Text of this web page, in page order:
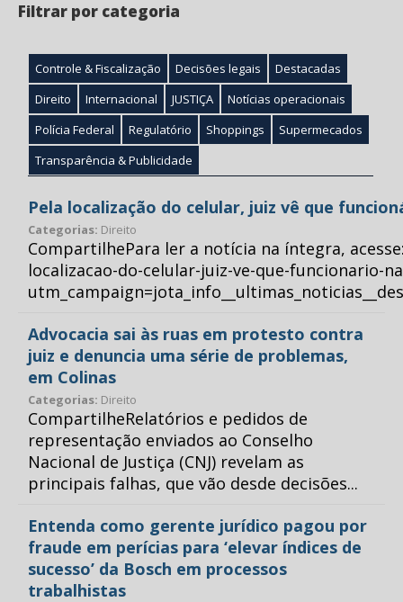
Filtrar por categoria
Controle & Fiscalização Decisões legais
Destacadas
Direito
Internacional JUSTIÇA
Notícias operacionais
Polícia Federal
Regulatório Shoppings
Supermecados
Transparência & Publicidade
Pela localização do celular, juiz vê que
Categorias: Direito
CompartilhePara ler a notícia na íntegra,
localizacao-do-celular-juiz-ve-que-funcionario-
Advocacia sai às ruas em protesto contra
juiz e denuncia uma série de problemas,
em Colinas
Categorias: Direito
CompartilheRelatórios e pedidos de
representação enviados ao Conselho
Nacional de Justiça (CNJ) revelam as
principais falhas, que vão desde decisões...
Entenda como gerente jurídico pagou por
fraude em perícias para ‘elevar índices de
sucesso’ da Bosch em processos
trabalhistas